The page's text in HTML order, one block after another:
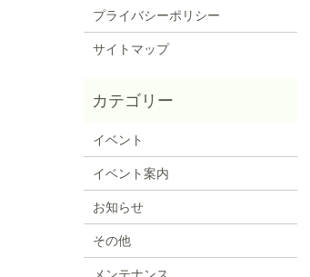
プライバシーポリシー
サイトマップ
イベント
イベント案内
お知らせ
その他